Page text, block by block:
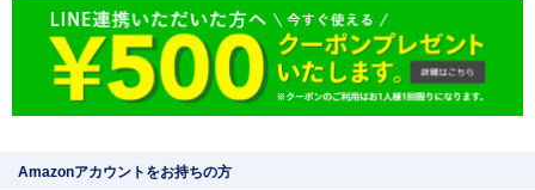
Amazonアカウントをお持ちの方